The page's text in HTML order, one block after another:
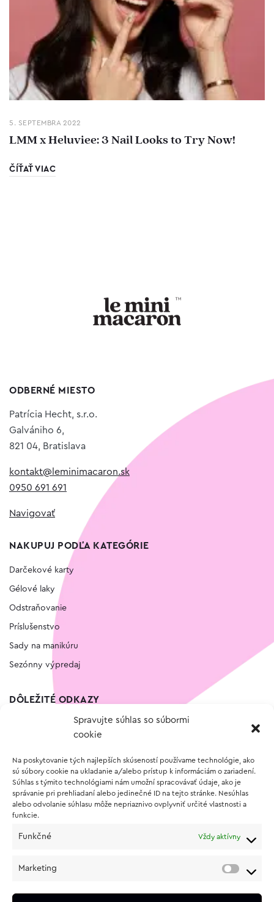
Spravujte súhlas so súbormi
cookie
Na poskytovanie tých najlepších skúseností používame technológie, ako
sú súbory cookie na ukladanie a/alebo prístup k informáciám o zariadení.
Súhlas s týmito technológiami nám umožní spracovávať údaje, ako je
správanie pri prehliadaní alebo jedinečné ID na tejto stránke. Nesúhlas
alebo odvolanie súhlasu môže nepriaznivo ovplyvniť určité vlastnosti a
funkcie.
Funkčné Vždy aktívny
Marketing
5. SEPTEMBRA 2022
LMM x Heluviee: 3 Nail Looks to Try Now!
ČÍŤAŤ VIAC
ODBERNÉ MIESTO
Patrícia Hecht, s.r.o.
Galvániho 6,
821 04, Bratislava
kontakt@leminimacaron.sk
0950 691 691
Navigovať
NAKUPUJ PODĽA KATEGÓRIE
Darčekové karty
Gélové laky
Odstraňovanie
Príslušenstvo
Sady na manikúru
Sezónny výpredaj
DÔLEŽITÉ ODKAZY
Vernostný program
O NÁKUPE
Vrátenie a reklamácia tovaru